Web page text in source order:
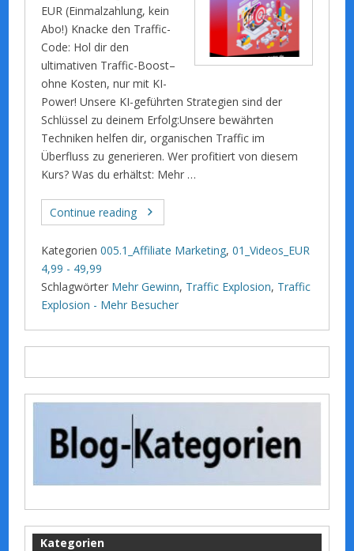
EUR (Einmalzahlung, kein
Abo!) Knacke den Traffic-
Code: Hol dir den
ultimativen Traffic-Boost–
ohne Kosten, nur mit KI-
Power! Unsere KI-geführten Strategien sind der
Schlüssel zu deinem Erfolg:Unsere bewährten
Techniken helfen dir, organischen Traffic im
Überfluss zu generieren. Wer profitiert von diesem
Kurs? Was du erhältst: Mehr …
Continue reading
Kategorien 005.1_Affiliate Marketing,01_Videos_EUR
4,99 - 49,99
Schlagwörter Mehr Gewinn, Traffic Explosion, Traffic
Explosion - Mehr Besucher
Kategorien